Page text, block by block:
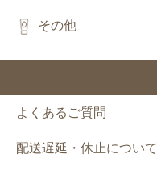
その他
よくあるご質問
配送遅延・休止について